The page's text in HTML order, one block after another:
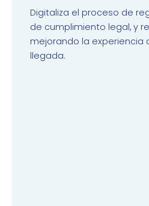
Digitaliza el proceso de
de cumplimiento legal, y
mejorando la experiencia
llegada.